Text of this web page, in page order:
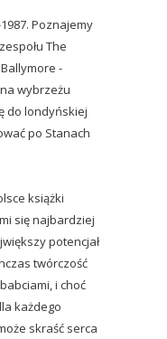
Poznajemy
The
-
wybrzeżu
do londyńskiej
po Stanach
książki
się najbardziej
potencjał
twórczość
i choć
każdego
skraść serca